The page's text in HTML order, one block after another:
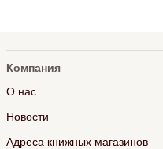
Компания
О нас
Новости
Адреса книжных магазинов